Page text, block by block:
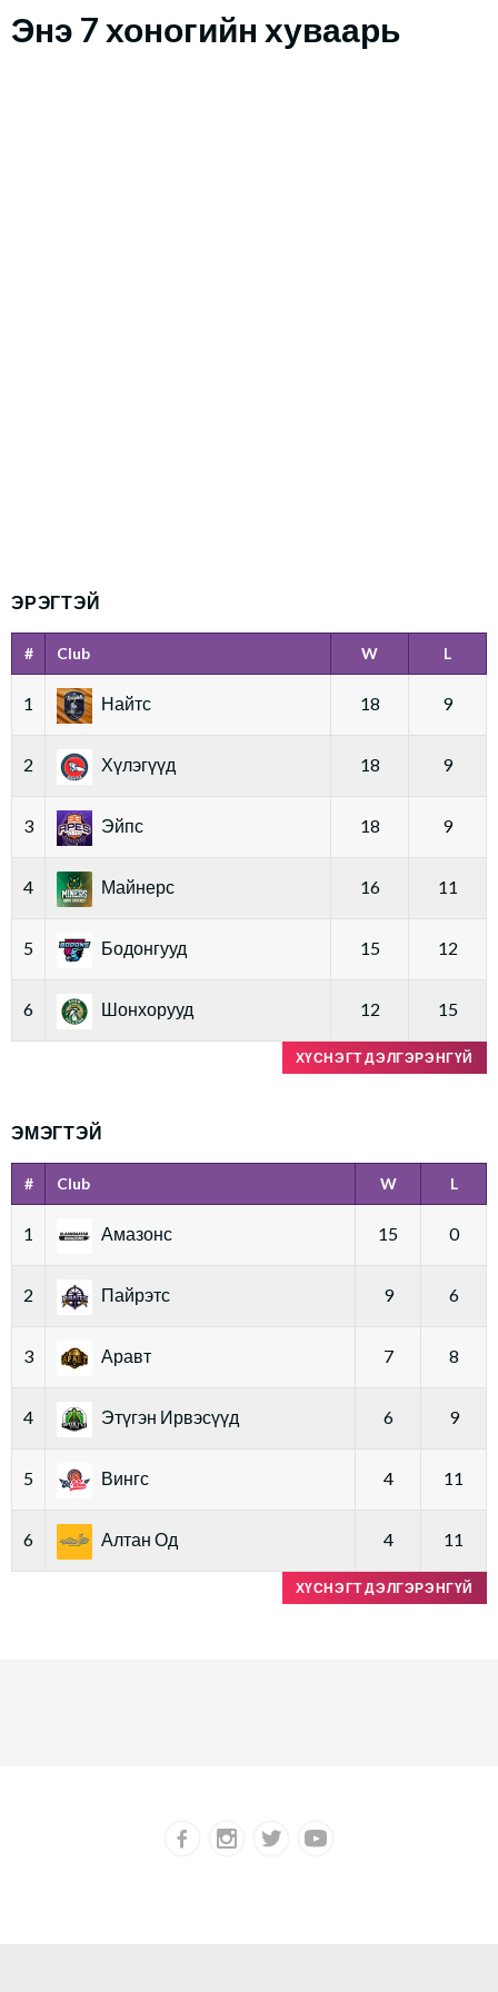
Энэ 7 хоногийн хуваарь
ЭРЭГТЭЙ
# Club W L
1 Найтс 18 9
2 Хүлэгүүд 18 9
3 Эйпс 18 9
4 Майнерс 16 11
5 Бодонгууд 15 12
6 Шонхорууд 12 15
ХҮСНЭГТ ДЭЛГЭРЭНГҮЙ
ЭМЭГТЭЙ
# Club W L
1 Амазонс 15 0
2 Пайрэтс 9 6
3 Аравт 7 8
4 Этүгэн Ирвэсүүд 6 9
5 Вингс 4 11
6 Алтан Од 4 11
ХҮСНЭГТ ДЭЛГЭРЭНГҮЙ